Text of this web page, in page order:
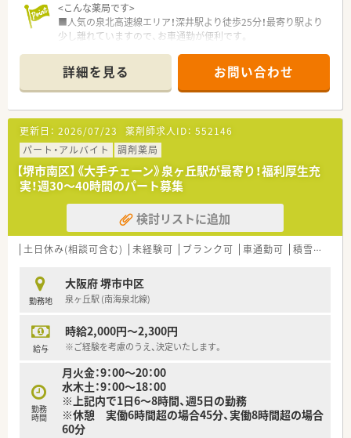
<こんな薬局です>
■人気の泉北高速線エリア！深井駅より徒歩25分！最寄り駅より
少し離れていますので、お車通勤が便利です。
■常時5名体制の複数名体制で安心！
<こんな企業です>
■全国で1,200店舗を超える調剤薬局・ドラッグストアを展開し
ています。
■患者様・お客様にとって「最も身近な医療人」として、地域医療
への貢献を掲げています。
■大手ならではの福利厚生、研修制度、資格支援制度が充実して
います。
■残業手当はもちろん、家族手当の支給、また、育児休暇（子が2
歳に達するまで）・時短勤務（小学校入学まで）や、各種資格支援制
度もございます。
詳細を見る お問い合わせ
更新日： 2026/07/23 薬剤師求人ID： 552146
パート・アルバイト
調剤薬局
【堺市南区】《大手チェーン》泉ヶ丘駅が最寄り！福利厚生充
実！週30～40時間のパート募集
検討リストに追加
土日休み(相談可含む) 未経験可 ブランク可 車通勤可 積雪なし
勤務地
大阪府 堺市中区
泉ヶ丘駅 (南海泉北線)
給与
時給2,000円～2,300円
※ご経験を考慮のうえ、決定いたします。
勤務
時間
月火金：9：00～20：00
水木土：9：00～18：00
※上記内で1日6～8時間、週5日の勤務
※休憩 実働6時間超の場合45分、実働8時間超の場合
60分